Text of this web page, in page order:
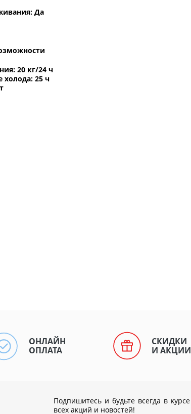
Да
20 кг/24 ч
холода: 25 ч
ОНЛАЙН
ОПЛАТА
СКИДКИ
И АКЦИИ
Подпишитесь и будьте всегда в курсе
всех акций и новостей!